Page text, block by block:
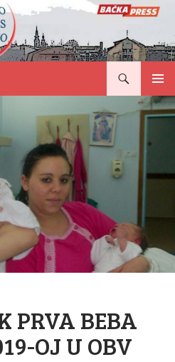
PRVA BEBA
OJ U OBV